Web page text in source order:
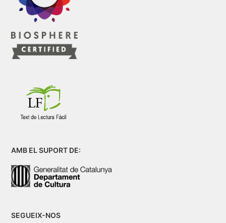
AMB EL SUPORT DE:
SEGUEIX-NOS